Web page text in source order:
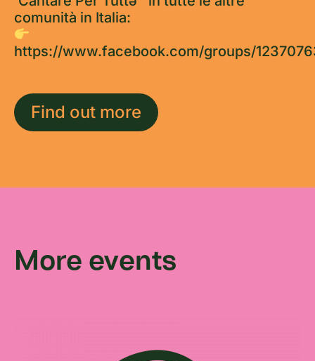
comunità in Italia:
https://www.facebook.com/groups/
Find out more
More events